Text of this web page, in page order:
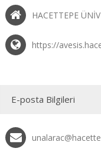
HACETTEPE
https://
E-posta Bilgileri